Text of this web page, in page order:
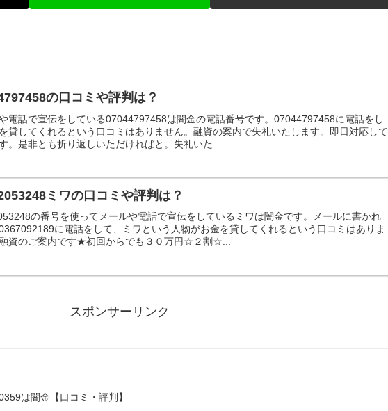
の口コミや評判は？
電話で宣伝をしている07044797458は闇金の電話番号です。07044797458に電話をし
貸してくれるという口コミはありません。融資の案内で失礼いたします。即日対応して
。是非とも折り返しいただければと。失礼いた...
ミワの口コミや評判は？
の番号を使ってメールや電話で宣伝をしているミワは闇金です。メールに書かれ
に電話をして、ミワという人物がお金を貸してくれるという口コミはありま
資のご案内です★初回からでも３０万円☆２割☆...
スポンサーリンク
は闇金【口コミ・評判】